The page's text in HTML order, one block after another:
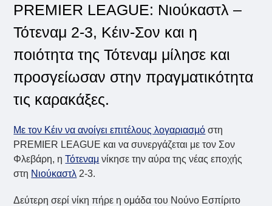
PREMIER LEAGUE: Νιούκαστλ –
Τότεναμ 2-3, Κέιν-Σον και η
ποιότητα της Τότεναμ μίλησε και
προσγείωσαν στην πραγματικότητα
τις καρακάξες.
Με τον Κέιν να ανοίγει επιτέλους λογαριασμό στη
PREMIER LEAGUE και να συνεργάζεται με τον Σον
Φλεβάρη, ηΤότεναμ νίκησε την αύρα της νέας εποχής
στη Νιούκαστλ 2-3.
Δεύτερη σερί νίκη πήρε η ομάδα του Νούνο Εσπίριτο